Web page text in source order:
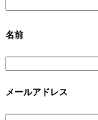
名前
メールアドレス